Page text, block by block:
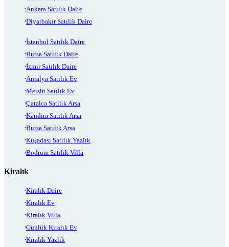
Ankara Satılık Daire
Diyarbakır Satılık Daire
İstanbul Satılık Daire
Bursa Satılık Daire
İzmir Satılık Daire
Antalya Satılık Ev
Mersin Satılık Ev
Çatalca Satılık Arsa
Kandıra Satılık Arsa
Bursa Satılık Arsa
Kuşadası Satılık Yazlık
Bodrum Satılık Villa
Kiralık
Kiralık Daire
Kiralık Ev
Kiralık Villa
Günlük Kiralık Ev
Kiralık Yazlık